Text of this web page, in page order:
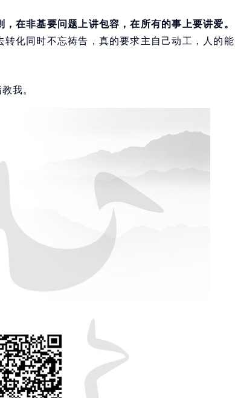
在非基要问题上讲包容，在所有的事上要讲爱。
化同时不忘祷告，真的要求主自己动工，人的能
我。